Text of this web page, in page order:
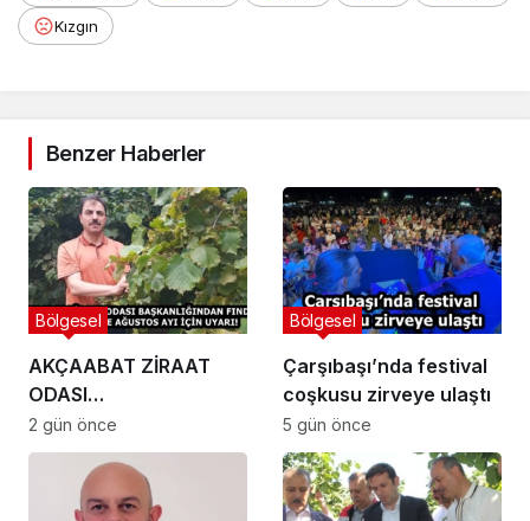
Kızgın
Benzer Haberler
AKÇAABAT ZİRAAT
ODASI
BAŞKANLIĞINDAN
FINDIK ÜRETİCİLERİNE
AĞUSTOS AYI İÇİN
UYARI!
Bölgesel
2 gün önce
Çarşıbaşı’nda festival
coşkusu zirveye ulaştı
Bölgesel
5 gün önce